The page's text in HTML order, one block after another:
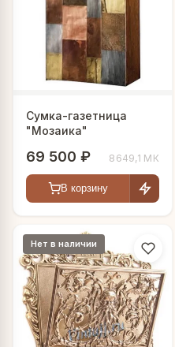
Сумка-газетница
"Мозаика"
69 500 ₽ 8649,1 МК
В корзину
Нет в наличии